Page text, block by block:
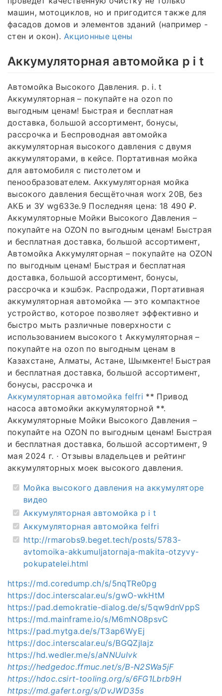
машин, мотоциклов, но и пригодится также для
фасадов домов и элементов зданий (например -
стен и окон). Акционные цены
Аккумуляторная автомойка p i t
Автомойка Высокого Давления. p. i. t
Аккумуляторная – покупайте на ozon по
выгодным ценам! Быстрая и бесплатная
доставка, большой ассортимент, бонусы,
рассрочка и Беспроводная автомойка
аккумуляторная высокого давления с двумя
аккумуляторами, в кейсе. Портативная мойка
для автомобиля с пистолетом и
пенообразователем. Аккумуляторная мойка
высокого давления бесщёточная worx 20В, без
АКБ и ЗУ wg633e.9 Последняя цена: 18 490 ₽.
Аккумуляторные Мойки Высокого Давления –
покупайте на OZON по выгодным ценам! Быстрая
и бесплатная доставка, большой ассортимент,
Автомойка Аккумуляторная – покупайте на OZON
по выгодным ценам! Быстрая и бесплатная
доставка, большой ассортимент, бонусы,
рассрочка и кэшбэк. Распродажи, Портативная
аккумуляторная автомойка — это компактное
устройство, которое позволяет эффективно и
быстро мыть различные поверхности с
использованием высокого t Аккумуляторная –
покупайте на ozon по выгодным ценам в
Казахстане, Алматы, Астане, Шымкенте! Быстрая
и бесплатная доставка, большой ассортимент,
бонусы, рассрочка и
Аккумуляторная автомойка felfri ** Привод
насоса автомойки аккумуляторной **.
Аккумуляторные Мойки Высокого Давления –
покупайте на OZON по выгодным ценам! Быстрая
и бесплатная доставка, большой ассортимент, 9
мая 2024 г. · Отзывы владельцев и рейтинг
аккумуляторных моек высокого давления.
Мойка высокого давления на аккумуляторе
видео
Аккумуляторная автомойка p i t
Аккумуляторная автомойка felfri
http://rmarobs9.beget.tech/posts/5783-
avtomoika-akkumuljatornaja-makita-otzyvy-
pokupatelei.html
https://md.coredump.ch/s/5nqTRe0pg
https://doc.interscalar.eu/s/gwO-wkHtM
https://pad.demokratie-dialog.de/s/5qw9dnVppS
https://md.mainframe.io/s/M6mNO8psvC
https://pad.mytga.de/s/T3ap6WyEj
https://doc.interscalar.eu/s/BGQZjlajz
https://hd.wedler.me/s/aNNUulvk
https://hedgedoc.ffmuc.net/s/B-N2SWa5jF
https://hdoc.csirt-tooling.org/s/6FG1Lbrb9H
https://md.gafert.org/s/DvJWD35s